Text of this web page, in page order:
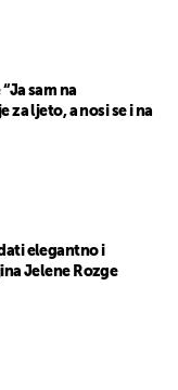
sam na
za ljeto, a nosi se i na
elegantno i
Jelene Rozge